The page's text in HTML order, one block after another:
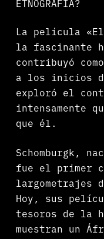
ETNOGRAFÍA?
La película
la fascinante
contribuyó
a los inicios
exploró el
intensamente
que él.
Schomburgk,
fue el primer
largometrajes
Hoy, sus
tesoros de la
muestran un